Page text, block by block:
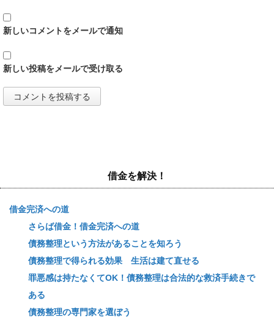
新しいコメントをメールで通知
新しい投稿をメールで受け取る
借金を解決！
借金完済への道
さらば借金！借金完済への道
債務整理という方法があることを知ろう
債務整理で得られる効果 生活は建て直せる
罪悪感は持たなくてOK！債務整理は合法的な救済手続きで
ある
債務整理の専門家を選ぼう